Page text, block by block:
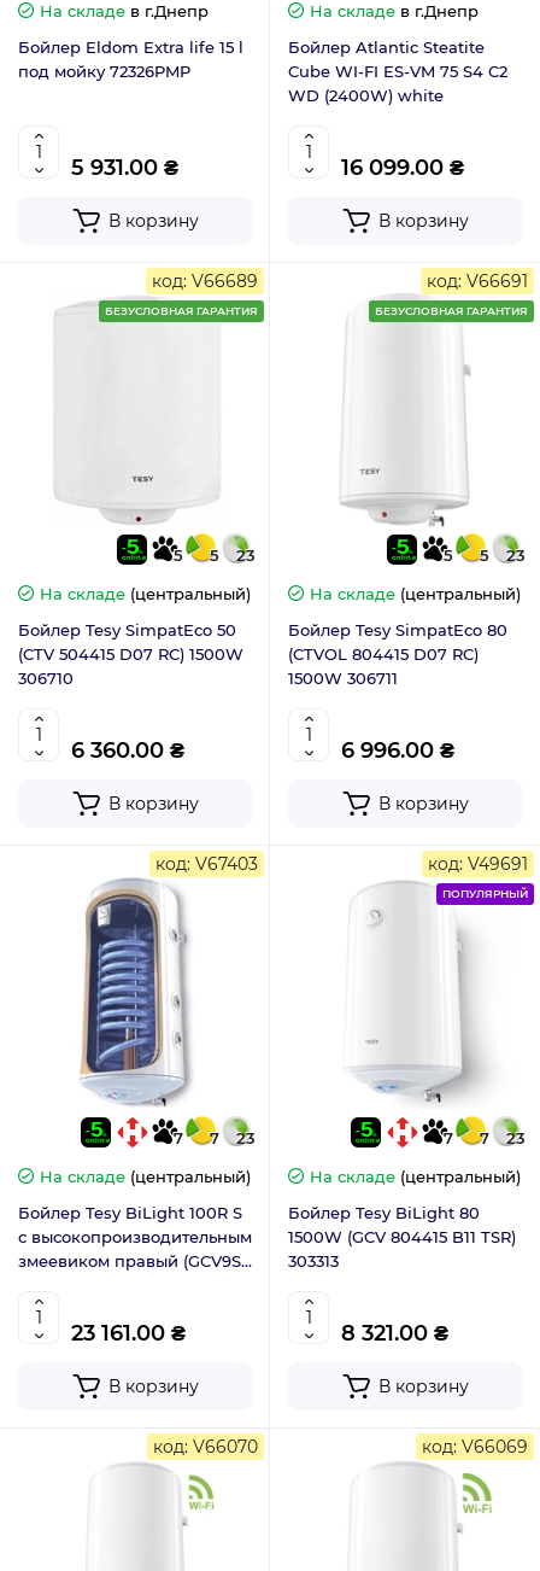
На складе в г.Днепр
Бойлер Eldom Extra life 15 l
под мойку 72326PMP
5 931.00 ₴
В корзину
На складе в г.Днепр
Бойлер Atlantic Steatite
Cube WI-FI ES-VM 75 S4 C2
WD (2400W) white
16 099.00 ₴
В корзину
код: V66689
5 5 23
БЕЗУСЛОВНАЯ ГАРАНТИЯ
На складе (центральный)
Бойлер Tesy SimpatEco 50
(CTV 504415 D07 RC) 1500W
306710
6 360.00 ₴
В корзину
код: V66691
5 5 23
БЕЗУСЛОВНАЯ ГАРАНТИЯ
На складе (центральный)
Бойлер Tesy SimpatEco 80
(CTVOL 804415 D07 RC)
1500W 306711
6 996.00 ₴
В корзину
код: V67403
7 7
23
На складе (центральный)
Бойлер Tesy BiLight 100R S
с высокопроизводительным
змеевиком правый (GCV9S
23 161.00 ₴
В корзину
код: V49691
7 7 23
ПОПУЛЯРНЫЙ
На складе (центральный)
Бойлер Tesy BiLight 80
1500W (GCV 804415 B11 TSR)
303313
8 321.00 ₴
В корзину
код: V66070 код: V66069